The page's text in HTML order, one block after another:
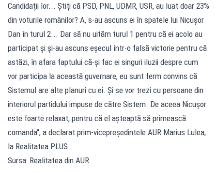
Candidații lor... Știți că PSD, PNL, UDMR, USR, au luat doar 23%
din voturile românilor? A, s-au ascuns ei în spatele lui Nicușor
Dan în turul 2... Dar să nu uităm turul 1 pentru că ei acolo au
participat și și-au ascuns eșecul într-o falsă victorie pentru că
astăzi, în afara faptului că-și fac ei singuri iluzii despre cum
vor participa la această guvernare, eu sunt ferm convins că
Sistemul are alte planuri cu ei. Și se vor trezi cu persoane din
interiorul partidului impuse de către Sistem. De aceea Nicușor
este foarte relaxat, pentru că el așteaptă să primească
comanda", a declarat prim-vicepreședintele AUR Marius Lulea,
la Realitatea PLUS.
Sursa: Realitatea din AUR